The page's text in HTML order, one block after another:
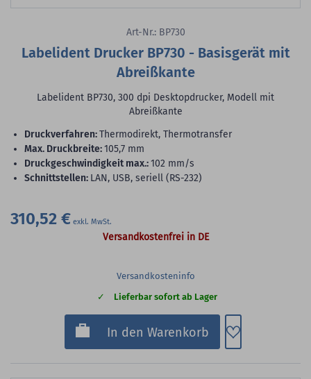
Art-Nr.: BP730
Labelident Drucker BP730 - Basisgerät mit
Abreißkante
Labelident BP730, 300 dpi Desktopdrucker, Modell mit
Abreißkante
Druckverfahren:Thermodirekt, Thermotransfer
max. Druckbreite:105,7 mm
Druckgeschwindigkeit max.:102 mm/s
Schnittstellen: LAN, USB, seriell (RS-232)
310,52 €
Versandkostenfrei in DE
Versandkosteninfo
Lieferbar sofort ab Lager
In den Warenkorb Zum